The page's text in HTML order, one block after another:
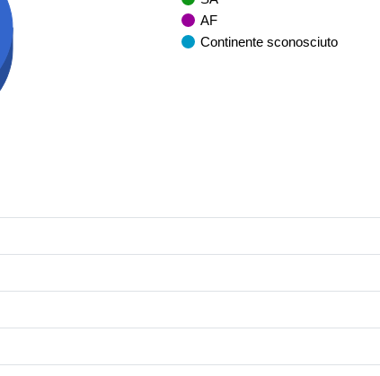
AF
Continente sconosciuto